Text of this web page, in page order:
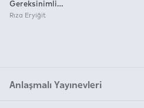
Gereksinimli
Çocuklarda Hareket
Rıza Eryiğit
Anlaşmalı Yayınevleri